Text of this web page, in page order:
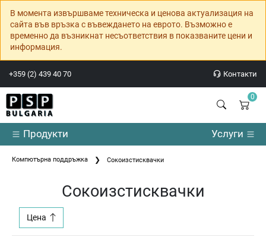
В момента извършваме техническа и ценова актуализация на
сайта във връзка с въвеждането на еврото. Възможно е
временно да възникнат несъответствия в показваните цени и
информация.
+359 (2) 439 40 70 Контакти
0
Продукти Услуги
Компютърна поддръжка Сокоизстисквачки
Сокоизстисквачки
Цена